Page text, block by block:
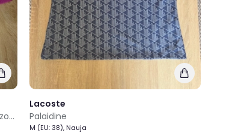
Rožinis / avietinis sportinis termo bliuzonas
Lacoste
Palaidine
M (EU: 38), Nauja